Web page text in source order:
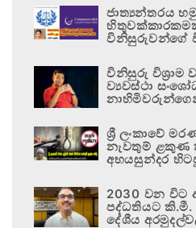
ජාත්‍යන්තරය
විනිසුරුවන්ගේ
විනිසුරු විශ්‍රාම
ව්‍යවස්ථා
ශ්‍රී ලංකාවේ
නැවතුම් ළකුණ
අභයසුන්දර
2030 වන විට
පද්ධතියට කි.මී.
දේශීය